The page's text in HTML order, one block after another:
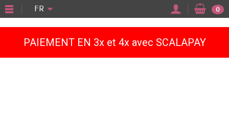
PAIEMENT EN 3x et 4x avec SCALAPAY
FR 0